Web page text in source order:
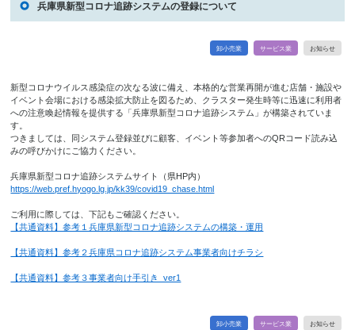
兵庫県新型コロナ追跡システムの登録について
卸小売業 サービス業 お知らせ
新型コロナウイルス感染症の次なる波に備え、本格的な営業再開が進む店舗・施設や
イベント会場における感染拡大防止を図るため、クラスター発生時等に迅速に利用者
への注意喚起情報を提供する「兵庫県新型コロナ追跡システム」が構築されていま
す。
つきましては、同システム登録並びに顧客、イベント等参加者へのQRコード読み込
みの呼びかけにご協力ください。
兵庫県新型コロナ追跡システムサイト（県HP内）
https://web.pref.hyogo.lg.jp/kk39/covid19_chase.html
ご利用に際しては、下記もご確認ください。
【共通資料】参考１兵庫県新型コロナ追跡システムの構築・運用
【共通資料】参考２兵庫県コロナ追跡システム事業者向けチラシ
【共通資料】参考３事業者向け手引き_ver1
卸小売業 サービス業 お知らせ